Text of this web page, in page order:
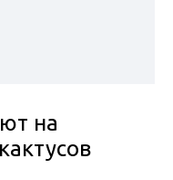
на